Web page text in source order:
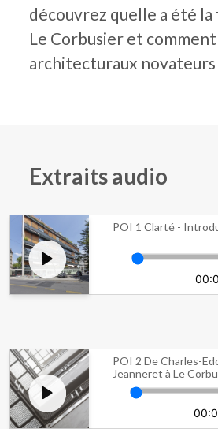
découvrez quelle a été
Le Corbusier et
architecturaux
Extraits audio
POI 1 Clarté -
POI 2 De Charles-
Jeanneret à Le